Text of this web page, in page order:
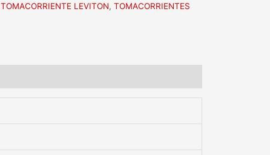
TOMACORRIENTE LEVITON, TOMACORRIENTES